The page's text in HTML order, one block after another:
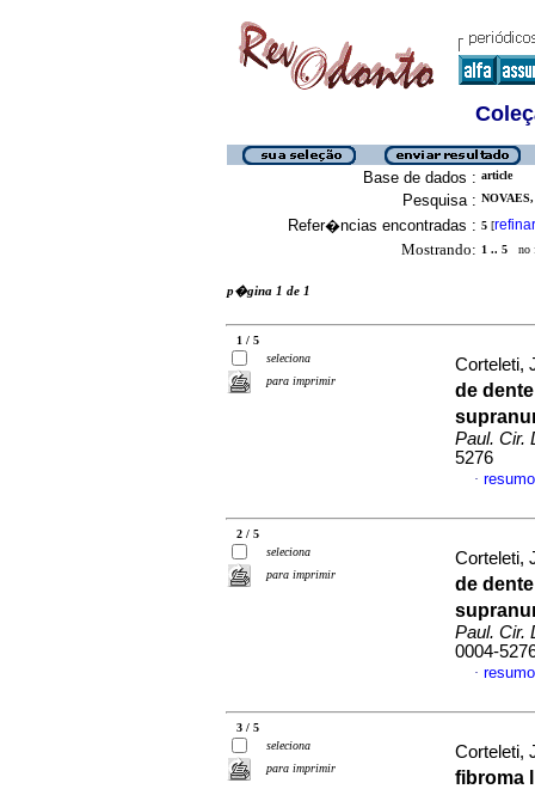
Base de dados : article
Pesquisa :
Refer�ncias encontradas : 5 [refinar
Mostrando: 1 .. 5 no
p�gina 1 de 1
1 / 5
seleciona
para imprimir
Corteleti,
de
Paul. Cir.
5276
·
2 / 5
seleciona
para imprimir
Corteleti,
de
Paul. Cir.
0004-
·
3 / 5
seleciona
para imprimir
Corteleti,
fibroma